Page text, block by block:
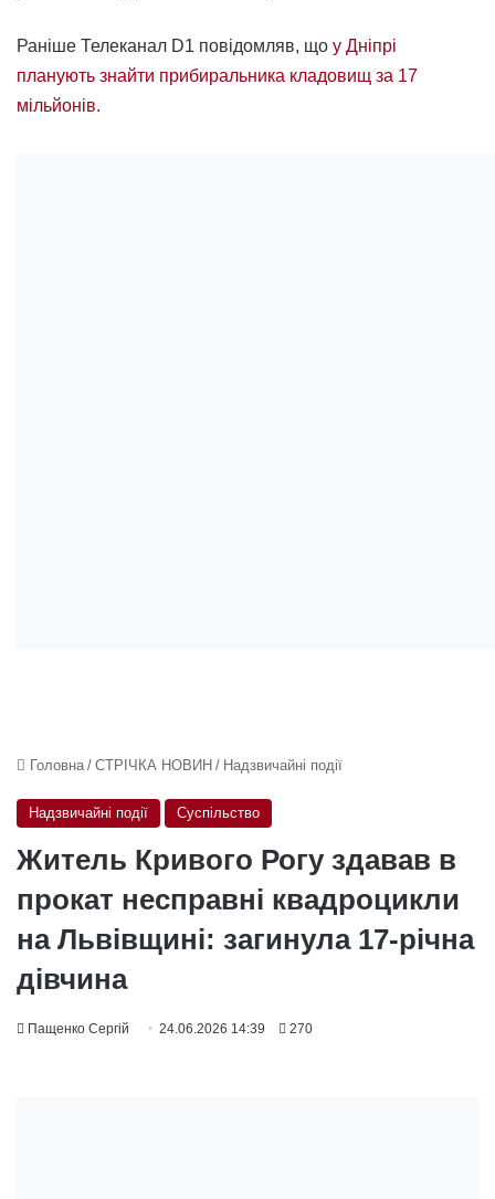
Раніше Телеканал D1 повідомляв, що у Дніпрі
планують знайти прибиральника кладовищ за 17
мільйонів.